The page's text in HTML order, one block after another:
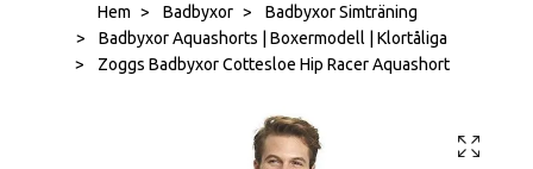
Hem Badbyxor
Badbyxor Simträning
Badbyxor Aquashorts | Boxermodell | Klortåliga
Zoggs Badbyxor Cottesloe Hip Racer Aquashort